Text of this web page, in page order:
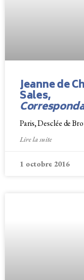
Jeanne de
Sales,
Paris, Desclée de
Lire la suite
1 octobre 2016